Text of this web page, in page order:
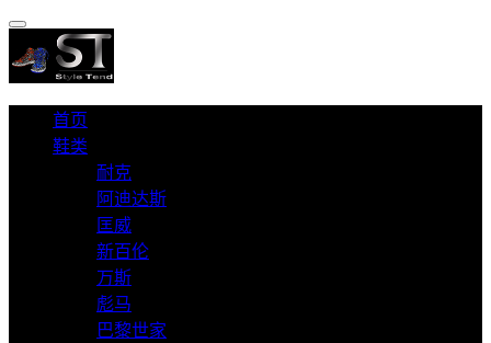
首页
鞋类
耐克
阿迪达斯
匡威
新百伦
万斯
彪马
巴黎世家